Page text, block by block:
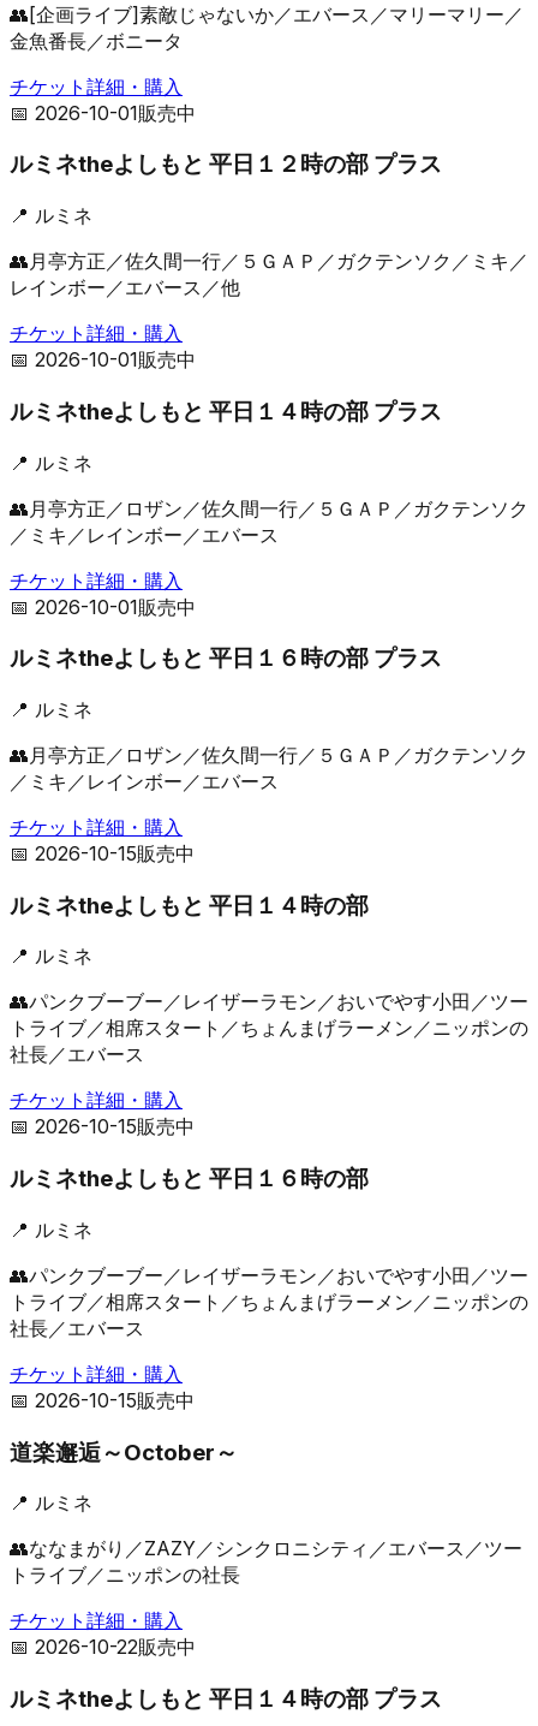
👥[企画ライブ]素敵じゃないか／エバース／マリーマリー／
金魚番長／ボニータ
チケット詳細・購入
📅 2026-10-01販売中
ルミネtheよしもと 平日１２時の部 プラス
📍 ルミネ
👥月亭方正／佐久間一行／５ＧＡＰ／ガクテンソク／ミキ／
レインボー／エバース／他
チケット詳細・購入
📅 2026-10-01販売中
ルミネtheよしもと 平日１４時の部 プラス
📍 ルミネ
👥 月亭方正／ロザン／佐久間一行／５ＧＡＰ／ガクテンソク
／ミキ／レインボー／エバース
チケット詳細・購入
📅 2026-10-01販売中
ルミネtheよしもと 平日１６時の部 プラス
📍 ルミネ
👥 月亭方正／ロザン／佐久間一行／５ＧＡＰ／ガクテンソク
／ミキ／レインボー／エバース
チケット詳細・購入
📅 2026-10-15販売中
ルミネtheよしもと 平日１４時の部
📍 ルミネ
👥パンクブーブー／レイザーラモン／おいでやす小田／ツー
トライブ／相席スタート／ちょんまげラーメン／ニッポンの
社長／エバース
チケット詳細・購入
📅 2026-10-15販売中
ルミネtheよしもと 平日１６時の部
📍 ルミネ
👥パンクブーブー／レイザーラモン／おいでやす小田／ツー
トライブ／相席スタート／ちょんまげラーメン／ニッポンの
社長／エバース
チケット詳細・購入
📅 2026-10-15販売中
道楽邂逅～October～
📍 ルミネ
👥ななまがり／ZAZY／シンクロニシティ／エバース／ツー
トライブ／ニッポンの社長
チケット詳細・購入
📅 2026-10-22販売中
ルミネtheよしもと 平日１４時の部 プラス